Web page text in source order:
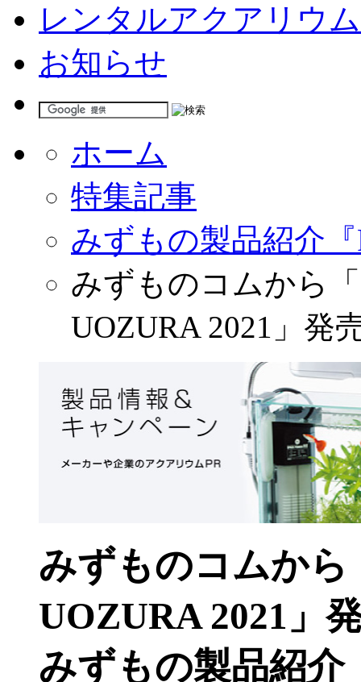
レンタルアクアリウム
お知らせ
ホーム
特集記事
みずもの製品紹介『
みずものコムから
UOZURA 2021」発
みずものコムか
UOZURA 2021」
みずもの製品紹介